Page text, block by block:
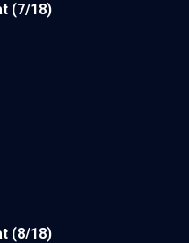
(7/18)
(8/18)